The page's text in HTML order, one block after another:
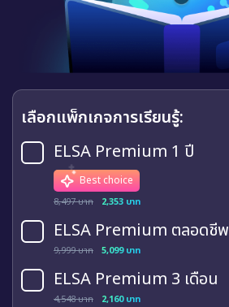
เลือกแพ็กเกจการเรียนรู้:
ELSA Premium 1 ปี
Best choice
8,497 บาท 2,353 บาท
ELSA Premium ตลอดชีพ
9,999 บาท 5,099 บาท
ELSA Premium 3 เดือน
4,548 บาท 2,160 บาท